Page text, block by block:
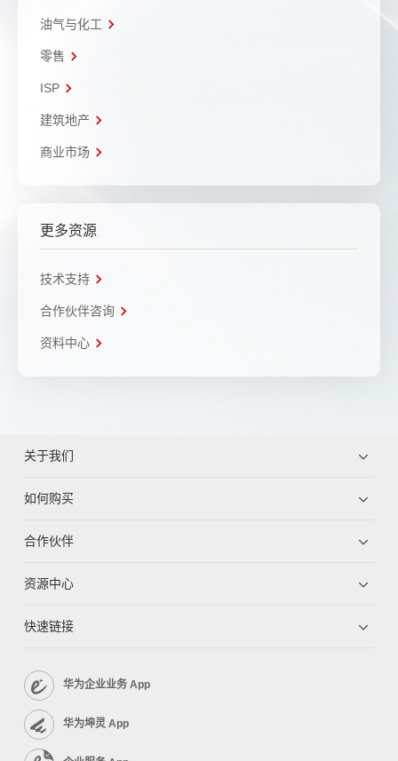
油气与化工
零售
ISP
建筑地产
商业市场
更多资源
技术支持
合作伙伴咨询
资料中心
关于我们
如何购买
合作伙伴
资源中心
快速链接
华为企业业务 App
华为坤灵 App